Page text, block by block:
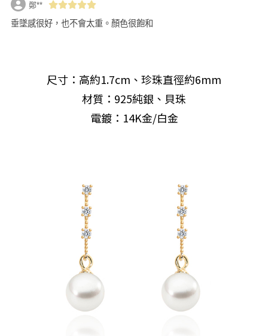
鄭**
垂墜感很好，也不會太重。顏色很飽和
尺寸：高約1.7cm、珍珠直徑約6mm
材質：925純銀、貝珠
電鍍：14K金/白金